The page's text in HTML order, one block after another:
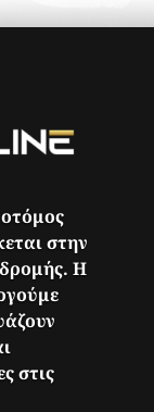
στην
Η
στις